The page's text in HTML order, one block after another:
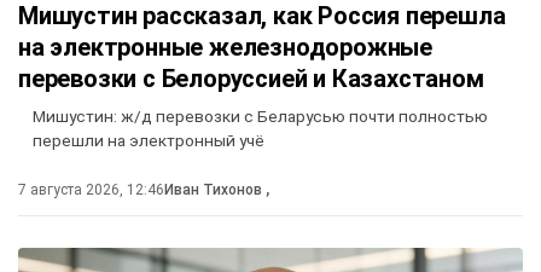
Мишустин рассказал, как Россия перешла
на электронные железнодорожные
перевозки с Белоруссией и Казахстаном
Мишустин: ж/д перевозки с Беларусью почти полностью
перешли на электронный учё
7 августа 2026, 12:46 Иван Тихонов ,